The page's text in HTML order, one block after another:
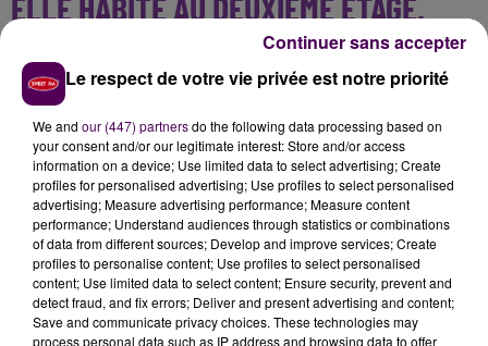
Avant de faire aussi bien que Jeanne Calment, l'être
humain ayant vécu le plus longtemps parmi les
personnes dont la date de naissance a été vérifiée
-122 ans-, Giselle Bisson va pouvoir continuer à user
ses semelles. Elle marche tous les jours, au sein de son
logement situé au deuxième étage sans ascenseur
ou alors dehors pour se promener ou faire ses
courses."Il faut que j'y aille doucement, car dès que
je suis à l'extérieur, j'ai tendance à être essoufflée".
Pour faire une halte sur son trajet quotidien, entre
Le respect de votre vie privée est notre priorité
We and our (447) partnersdo the following data processing based on
your consent and/or our legitimate interest: Store and/or access
information on a device; Use limited data to select advertising; Create
profiles for personalised advertising; Use profiles to select personalised
advertising; Measure advertising performance; Measure content
performance; Understand audiences through statistics or combinations
of data from different sources; Develop and improve services; Create
profiles to personalise content; Use profiles to select personalised
content; Use limited data to select content; Ensure security, prevent and
detect fraud, and fix errors; Deliver and present advertising and content;
Save and communicate privacy choices. These technologies may
process personal data such as IP address and browsing data to offer
Continuer sans accepter